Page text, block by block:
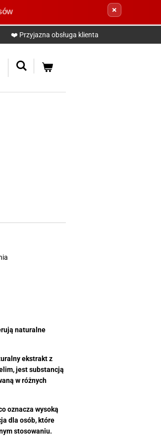
×
❤️ Przyjazna obsługa klienta
naturalne
ekstrakt z
jest substancją
w różnych
oznacza wysoką
dla osób, które
stosowaniu.